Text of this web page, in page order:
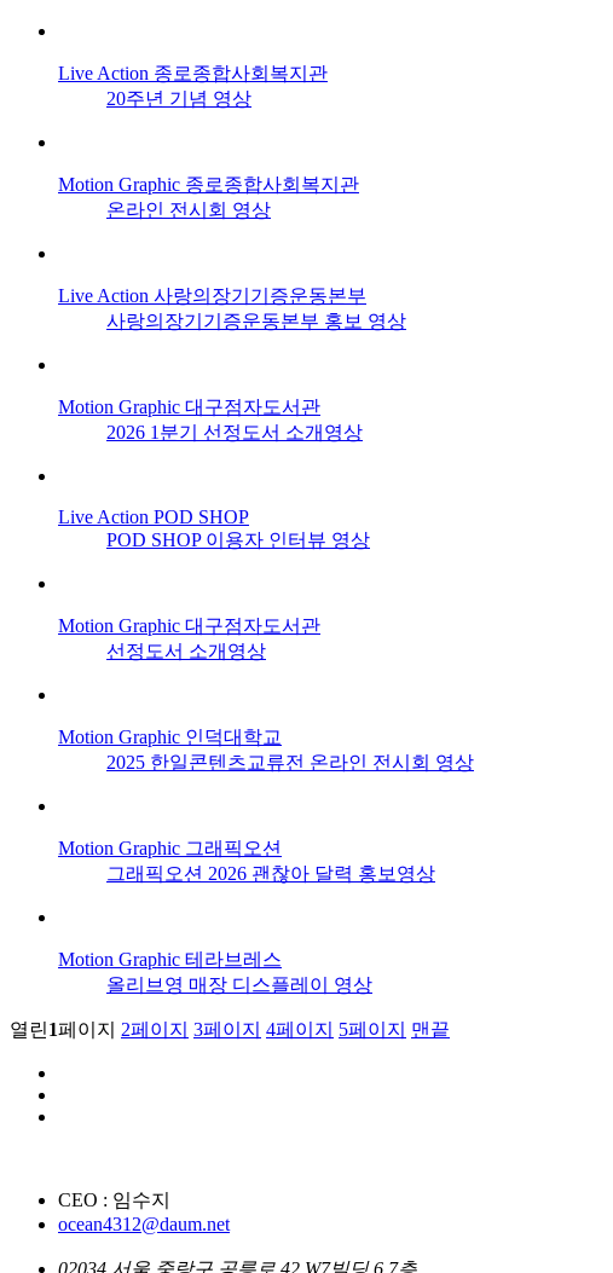
Live Action 종로종합사회복지관
20주년 기념 영상
Motion Graphic 종로종합사회복지관
온라인 전시회 영상
Live Action 사랑의장기기증운동본부
사랑의장기기증운동본부 홍보 영상
Motion Graphic 대구점자도서관
2026 1분기 선정도서 소개영상
Live Action POD SHOP
POD SHOP 이용자 인터뷰 영상
Motion Graphic 대구점자도서관
선정도서 소개영상
Motion Graphic 인덕대학교
2025 한일콘텐츠교류전 온라인 전시회 영상
Motion Graphic 그래픽오션
그래픽오션 2026 괜찮아 달력 홍보영상
Motion Graphic 테라브레스
올리브영 매장 디스플레이 영상
열린1페이지 2페이지 3페이지 4페이지 5페이지 맨끝
CEO : 임수지
ocean4312@daum.net